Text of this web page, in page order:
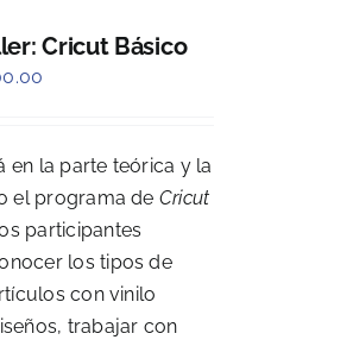
Cricut Básico
en la parte teórica y la
el programa de Cricut
participantes
los tipos de
con vinilo
trabajar con